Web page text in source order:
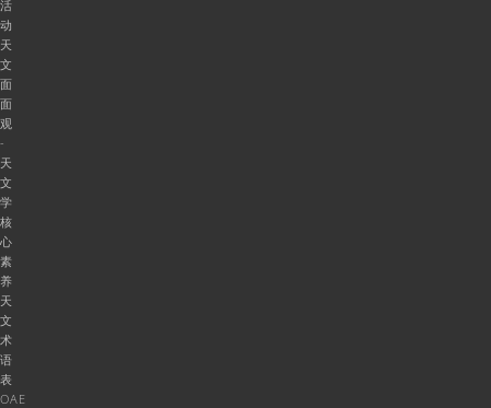
活
动
天
文
面
面
观
-
天
文
学
核
心
素
养
天
文
术
语
表
OAE